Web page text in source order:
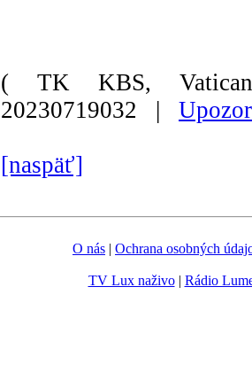
( TK KBS,
20230719032 |
[naspäť]
O nás | Ochrana osobných
TV Lux naživo| Rádio